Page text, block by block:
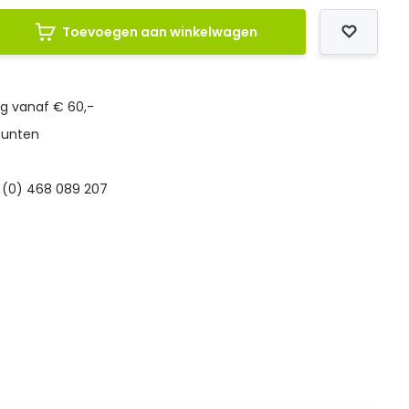
Toevoegen aan winkelwagen
vanaf € 60,-
(0) 468 089 207